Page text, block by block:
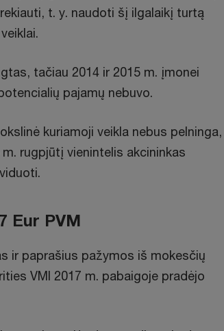
t. y. naudoti šį ilgalaikį turtą
tačiau 2014 ir 2015 m. įmonei
pajamų nebuvo.
kuriamoji veikla nebus pelninga,
rugpjūtį vienintelis akcininkas
Eur PVM
ir paprašius pažymos iš mokesčių
VMI 2017 m. pabaigoje pradėjo